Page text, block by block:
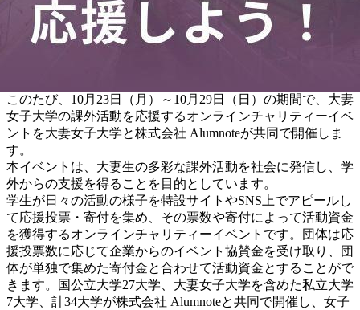
このたび、10月23日（月）～10月29日（日）の期間で、大妻
女子大学の課外活動を応援するオンラインチャリティーイベ
ントを大妻女子大学と株式会社 Alumnoteが共同で開催しま
す。
本イベントは、大妻生の多彩な課外活動を社会に発信し、学
外からの支援を得ることを目的としています。
学生が日々の活動の様子を特設サイトやSNS上でアピールし
て応援投票・寄付を集め、その票数や寄付によって活動資金
を獲得するオンラインチャリティーイベントです。団体は応
援投票数に応じて企業からのイベント協賛金を受け取り、団
体が単独で集めた寄付金と合わせて活動資金とすることがで
きます。国公立大学27大学、大妻女子大学を含めた私立大学
7大学、計34大学が株式会社 Alumnoteと共同で開催し、女子